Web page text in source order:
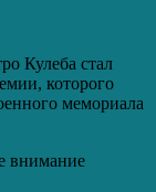
Кулеба стал
которого
мемориала
внимание